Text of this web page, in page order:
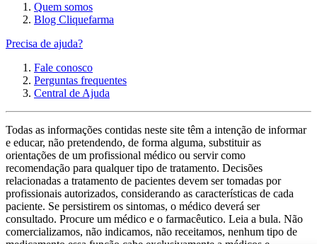
Quem somos
Blog Cliquefarma
Precisa de ajuda?
Fale conosco
Perguntas frequentes
Central de Ajuda
Todas as informações contidas neste site têm a intenção de informar
e educar, não pretendendo, de forma alguma, substituir as
orientações de um profissional médico ou servir como
recomendação para qualquer tipo de tratamento. Decisões
relacionadas a tratamento de pacientes devem ser tomadas por
profissionais autorizados, considerando as características de cada
paciente. Se persistirem os sintomas, o médico deverá ser
consultado. Procure um médico e o farmacêutico. Leia a bula. Não
comercializamos, não indicamos, não receitamos, nenhum tipo de